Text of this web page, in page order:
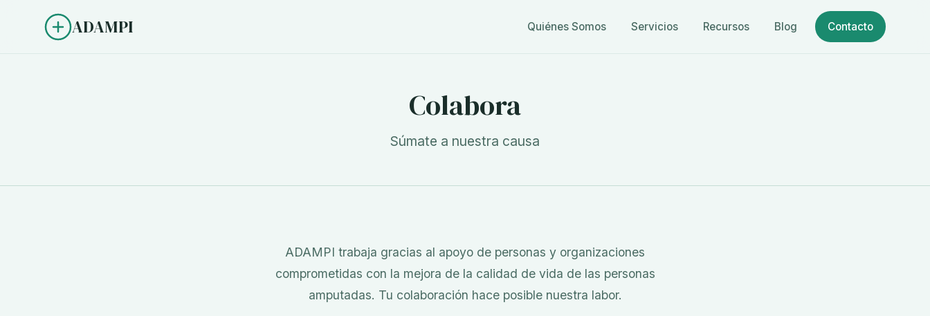
ADAMPI Quiénes Somos Servicios Recursos Blog Contacto
Colabora
Súmate a nuestra causa
ADAMPI trabaja gracias al apoyo de personas y organizaciones
comprometidas con la mejora de la calidad de vida de las personas
amputadas. Tu colaboración hace posible nuestra labor.